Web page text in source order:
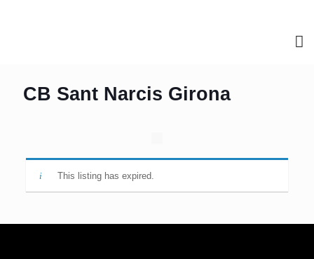
CB Sant Narcis Girona
This listing has expired.